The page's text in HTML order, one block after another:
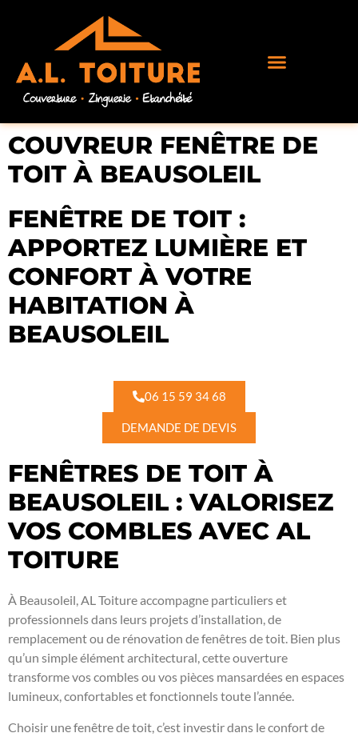
COUVREUR FENÊTRE DE
TOIT À BEAUSOLEIL
FENÊTRE DE TOIT :
APPORTEZ LUMIÈRE ET
CONFORT À VOTRE
HABITATION À
BEAUSOLEIL
06 15 59 34 68
DEMANDE DE DEVIS
FENÊTRES DE TOIT À
BEAUSOLEIL : VALORISEZ
VOS COMBLES AVEC AL
TOITURE
À Beausoleil, AL Toiture accompagne particuliers et
professionnels dans leurs projets d’installation, de
remplacement ou de rénovation de fenêtres de toit. Bien plus
qu’un simple élément architectural, cette ouverture
transforme vos combles ou vos pièces mansardées en espaces
lumineux, confortables et fonctionnels toute l’année.
Choisir une fenêtre de toit, c’est investir dans le confort de